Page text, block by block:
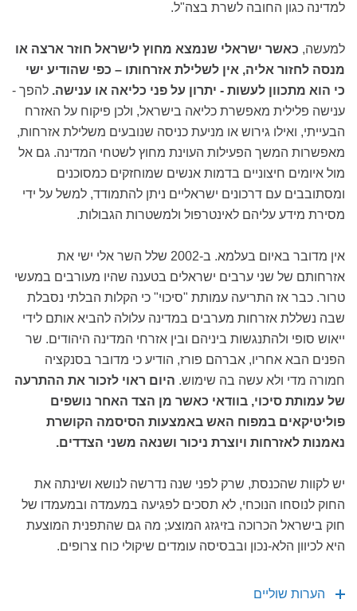
למדינה כגון החובה לשרת בצה"ל.
למעשה, כאשר ישראלי שנמצא מחוץ לישראל חוזר ארצה או
מנסה לחזור אליה, אין לשלילת אזרחותו – כפי שהודיע ישי
כי הוא מתכוון לעשות - יתרון על פני כליאה או ענישה. להפך -
ענישה פלילית מאפשרת כליאה בישראל, ולכן פיקוח על האזרח
הבעייתי, ואילו גירוש או מניעת כניסה שנובעים משלילת אזרחות,
מאפשרות המשך הפעילות העוינת מחוץ לשטחי המדינה. גם אל
מול איומים חיצוניים בדמות אנשים שמוחזקים כמסוכנים
ומסתובבים עם דרכונים ישראליים ניתן להתמודד, למשל על ידי
מסירת מידע עליהם לאינטרפול ולמשטרות הגבולות.
אין מדובר באיום בעלמא. ב-2002 שלל השר אלי ישי את
אזרחותם של שני ערבים ישראלים בטענה שהיו מעורבים במעשי
טרור. כבר אז התריעה עמותת "סיכוי" כי הקלות הבלתי נסבלת
שבה נשללת אזרחות מערבים במדינה עלולה להביא אותם לידי
ייאוש סופי ולהתנגשות ביניהם ובין אזרחי המדינה היהודים. שר
הפנים הבא אחריו, אברהם פורז, הודיע כי מדובר בסנקציה
חמורה מדי ולא עשה בה שימוש. היום ראוי לזכור את ההתרעה
של עמותת סיכוי, בוודאי כאשר מן הצד האחר נושפים
פוליטיקאים במפוח האש באמצעות הסיסמה הקושרת
נאמנות לאזרחות ויוצרת ניכור ושנאה משני הצדדים.
יש לקוות שהכנסת, שרק לפני שנה נדרשה לנושא ושינתה את
החוק לנוסחו הנוכחי, לא תסכים לפגיעה במעמדה ובמעמדו של
חוק בישראל הכרוכה בזיגזג המוצע; מה גם שהתפנית המוצעת
היא לכיוון הלא-נכון ובבסיסה עומדים שיקולי כוח צרופים.
הערות שוליים